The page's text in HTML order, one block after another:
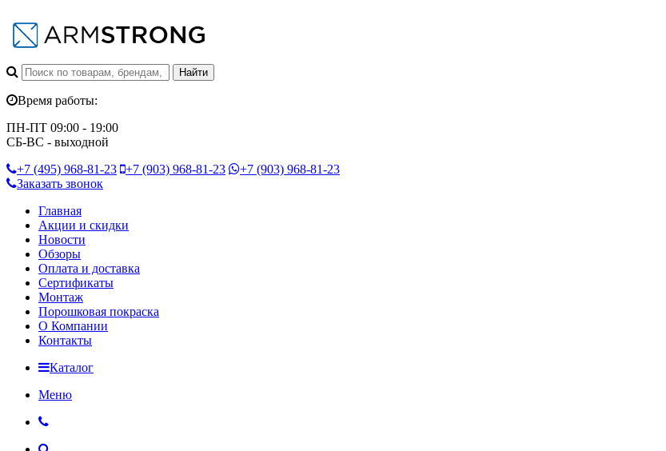
Время работы:
ПН-ПТ 09:00 - 19:00
СБ-ВС - выходной
+7 (495) 968-81-23 +7 (903) 968-81-23 +7 (903) 968-81-23
Заказать звонок
Главная
Акции и скидки
Новости
Обзоры
Оплата и доставка
Сертификаты
Монтаж
Порошковая покраска
О Компании
Контакты
Каталог
Меню